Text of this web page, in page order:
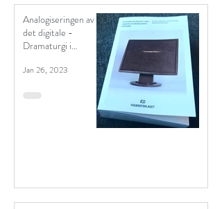
Analogiseringen av
det digitale -
Dramaturgi i
(bokutgivelse)
Jan 26, 2023